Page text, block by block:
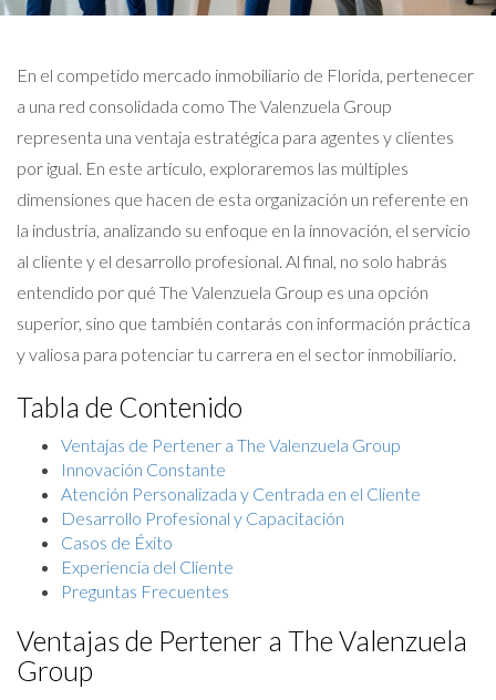
En el competido mercado inmobiliario de Florida, pertenecer
a una red consolidada como The Valenzuela Group
representa una ventaja estratégica para agentes y clientes
por igual. En este artículo, exploraremos las múltiples
dimensiones que hacen de esta organización un referente en
la industria, analizando su enfoque en la innovación, el servicio
al cliente y el desarrollo profesional. Al final, no solo habrás
entendido por qué The Valenzuela Group es una opción
superior, sino que también contarás con información práctica
y valiosa para potenciar tu carrera en el sector inmobiliario.
Tabla de Contenido
Ventajas de Pertener a The Valenzuela Group
Innovación Constante
Atención Personalizada y Centrada en el Cliente
Desarrollo Profesional y Capacitación
Casos de Éxito
Experiencia del Cliente
Preguntas Frecuentes
Ventajas de Pertener a The Valenzuela
Group